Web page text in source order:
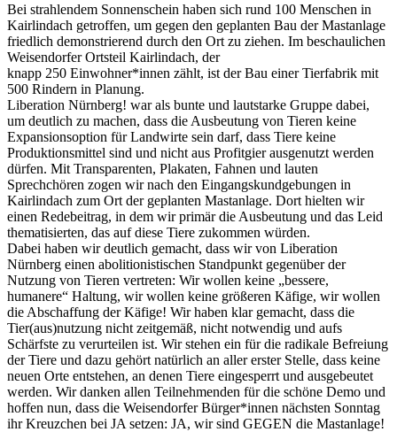
Bei strahlendem Sonnenschein haben sich rund 100 Menschen in
Kairlindach getroffen, um gegen den geplanten Bau der Mastanlage
friedlich demonstrierend durch den Ort zu ziehen. Im beschaulichen
Weisendorfer Ortsteil Kairlindach, der
knapp 250 Einwohner*innen zählt, ist der Bau einer Tierfabrik mit
500 Rindern in Planung.
Liberation Nürnberg! war als bunte und lautstarke Gruppe dabei,
um deutlich zu machen, dass die Ausbeutung von Tieren keine
Expansionsoption für Landwirte sein darf, dass Tiere keine
Produktionsmittel sind und nicht aus Profitgier ausgenutzt werden
dürfen. Mit Transparenten, Plakaten, Fahnen und lauten
Sprechchören zogen wir nach den Eingangskundgebungen in
Kairlindach zum Ort der geplanten Mastanlage. Dort hielten wir
einen Redebeitrag, in dem wir primär die Ausbeutung und das Leid
thematisierten, das auf diese Tiere zukommen würden.
Dabei haben wir deutlich gemacht, dass wir von Liberation
Nürnberg einen abolitionistischen Standpunkt gegenüber der
Nutzung von Tieren vertreten: Wir wollen keine „bessere,
humanere“ Haltung, wir wollen keine größeren Käfige, wir wollen
die Abschaffung der Käfige! Wir haben klar gemacht, dass die
Tier(aus)nutzung nicht zeitgemäß, nicht notwendig und aufs
Schärfste zu verurteilen ist. Wir stehen ein für die radikale Befreiung
der Tiere und dazu gehört natürlich an aller erster Stelle, dass keine
neuen Orte entstehen, an denen Tiere eingesperrt und ausgebeutet
werden. Wir danken allen Teilnehmenden für die schöne Demo und
hoffen nun, dass die Weisendorfer Bürger*innen nächsten Sonntag
ihr Kreuzchen bei JA setzen: JA, wir sind GEGEN die Mastanlage!